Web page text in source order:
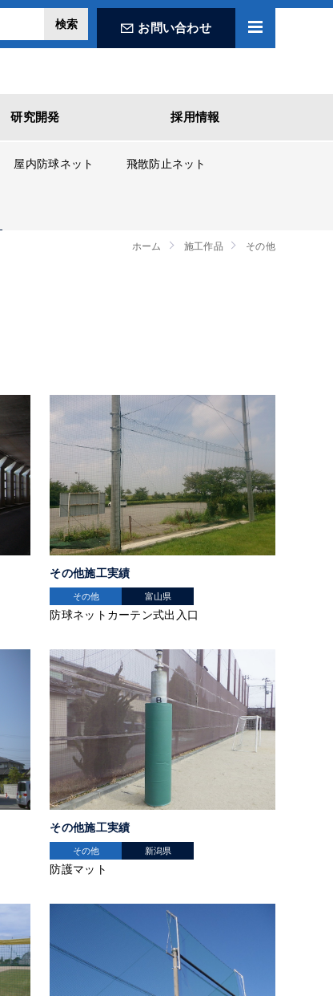
お問い合わせ
研究開発 採用情報
屋内防球ネット 飛散防止ネット
ホーム 施工作品 その他
その他施工実績
その他 富山県
防球ネットカーテン式出入口
その他施工実績
その他 新潟県
防護マット